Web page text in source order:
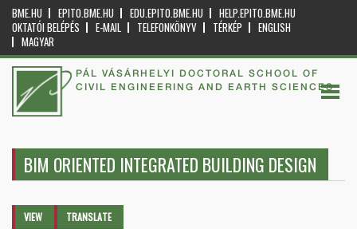
BME.HU EPITO.BME.HU EDU.EPITO.BME.HU
HELP.EPITO.BME.HU
OKTATÓI BELÉPÉS
E-MAIL TELEFONKÖNYV TÉRKÉP
ENGLISH
MAGYAR
PÁL VÁSÁRHELYI DOCTORAL SCHOOL OF
CIVIL ENGINEERING AND EARTH SCIENCES
BIM ORIENTED INTEGRATED BUILDING DESIGN
Primary tabs
VIEW (ACTIVETRANSLATE